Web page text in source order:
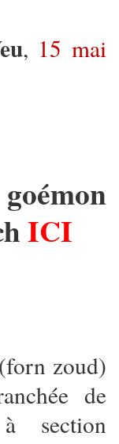
, 15 mai
ICI
zoud)
de
section